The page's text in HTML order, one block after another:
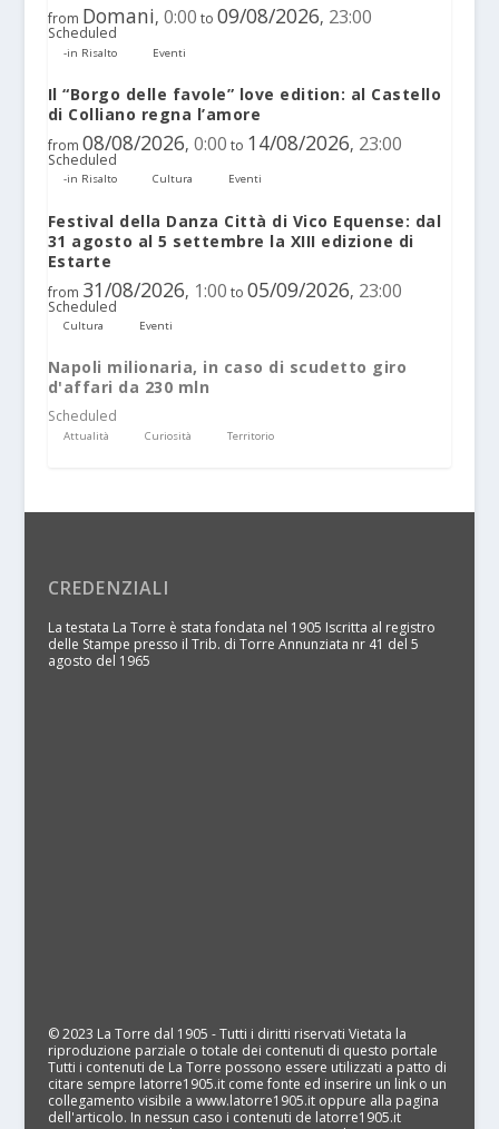
from Domani, 0:00 to 09/08/2026, 23:00
Scheduled
-in Risalto Eventi
Il “Borgo delle favole” love edition: al Castello
di Colliano regna l’amore
from 08/08/2026, 0:00 to 14/08/2026, 23:00
Scheduled
-in Risalto Cultura Eventi
Festival della Danza Città di Vico Equense: dal
31 agosto al 5 settembre la XIII edizione di
Estarte
from 31/08/2026, 1:00 to 05/09/2026, 23:00
Scheduled
Cultura Eventi
Napoli milionaria, in caso di scudetto giro
d'affari da 230 mln
Scheduled
Attualità Curiosità Territorio
CREDENZIALI
La testata La Torre è stata fondata nel 1905 Iscritta al registro
delle Stampe presso il Trib. di Torre Annunziata nr 41 del 5
agosto del 1965
© 2023 La Torre dal 1905 - Tutti i diritti riservati Vietata la
riproduzione parziale o totale dei contenuti di questo portale
Tutti i contenuti de La Torre possono essere utilizzati a patto di
citare sempre latorre1905.it come fonte ed inserire un link o un
collegamento visibile a www.latorre1905.it oppure alla pagina
dell'articolo. In nessun caso i contenuti de latorre1905.it